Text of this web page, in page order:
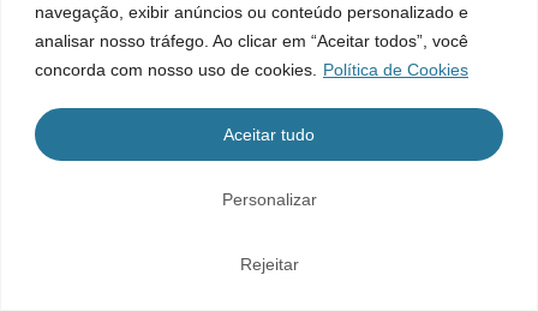
navegação, exibir anúncios ou conteúdo personalizado e
analisar nosso tráfego. Ao clicar em “Aceitar todos”, você
concorda com nosso uso de cookies.
Política de Cookies
Personalizar
Rejeitar
Aceitar tudo